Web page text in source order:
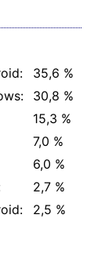
35,6 %
30,8 %
15,3 %
7,0 %
6,0 %
2,7 %
2,5 %